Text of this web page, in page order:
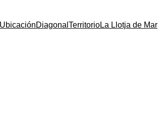
UbicaciónDiagonal TerritorioLa Llotja de Mar